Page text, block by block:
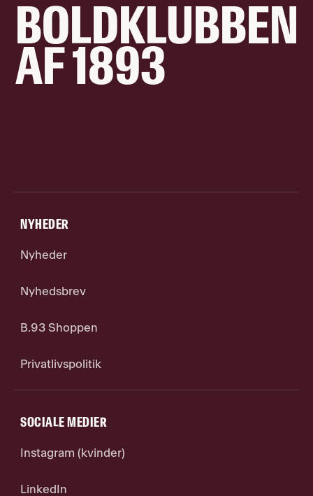
BOLDKLUBBEN
AF 1893
NYHEDER
Nyheder
Nyhedsbrev
B.93 Shoppen
Privatlivspolitik
SOCIALE MEDIER
Instagram (kvinder)
LinkedIn